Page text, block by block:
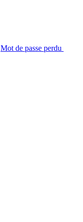
Mot de passe perdu